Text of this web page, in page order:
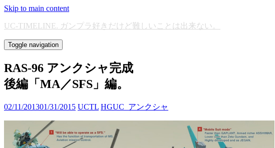
Skip to main content
UC-TIMELINE. ガンプラ好きだけど難しいことは出来ない。
Toggle navigation
RAS-96 アンクシャ完成
後編「MA／SFS」編。
02/11/201301/31/2015 UCTL HGUC_アンクシャ